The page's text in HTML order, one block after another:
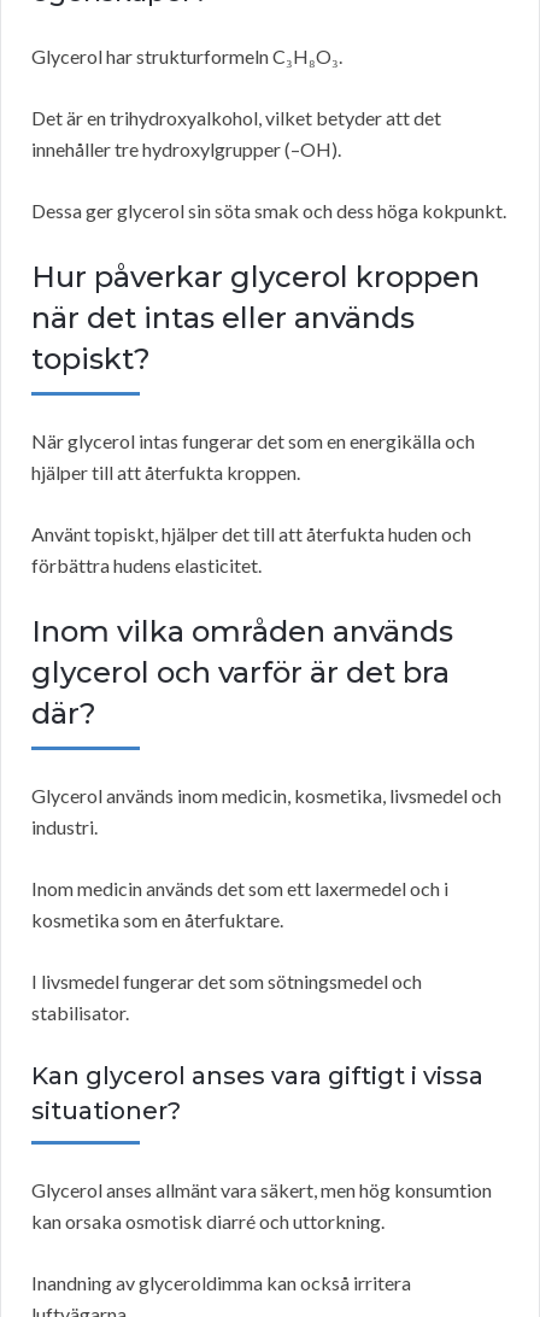
Glycerol har strukturformeln C₃H₈O₃.
Det är en trihydroxyalkohol, vilket betyder att det
innehåller tre hydroxylgrupper (–OH).
Dessa ger glycerol sin söta smak och dess höga kokpunkt.
Hur påverkar glycerol kroppen
när det intas eller används
topiskt?
När glycerol intas fungerar det som en energikälla och
hjälper till att återfukta kroppen.
Använt topiskt, hjälper det till att återfukta huden och
förbättra hudens elasticitet.
Inom vilka områden används
glycerol och varför är det bra
där?
Glycerol används inom medicin, kosmetika, livsmedel och
industri.
Inom medicin används det som ett laxermedel och i
kosmetika som en återfuktare.
I livsmedel fungerar det som sötningsmedel och
stabilisator.
Kan glycerol anses vara giftigt i vissa
situationer?
Glycerol anses allmänt vara säkert, men hög konsumtion
kan orsaka osmotisk diarré och uttorkning.
Inandning av glyceroldimma kan också irritera